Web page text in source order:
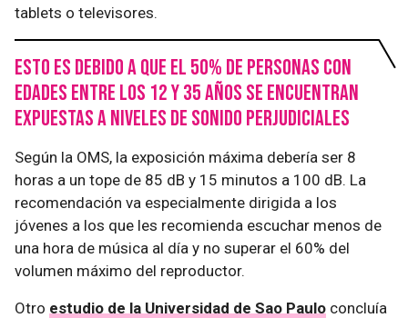
tablets o televisores.
Esto es debido a que el 50% de personas con
edades entre los 12 y 35 años se encuentran
expuestas a niveles de sonido perjudiciales
Según la OMS, la exposición máxima debería ser 8
horas a un tope de 85 dB y 15 minutos a 100 dB. La
recomendación va especialmente dirigida a los
jóvenes a los que les recomienda escuchar menos de
una hora de música al día y no superar el 60% del
volumen máximo del reproductor.
Otro estudio de la Universidad de Sao Paulo concluía